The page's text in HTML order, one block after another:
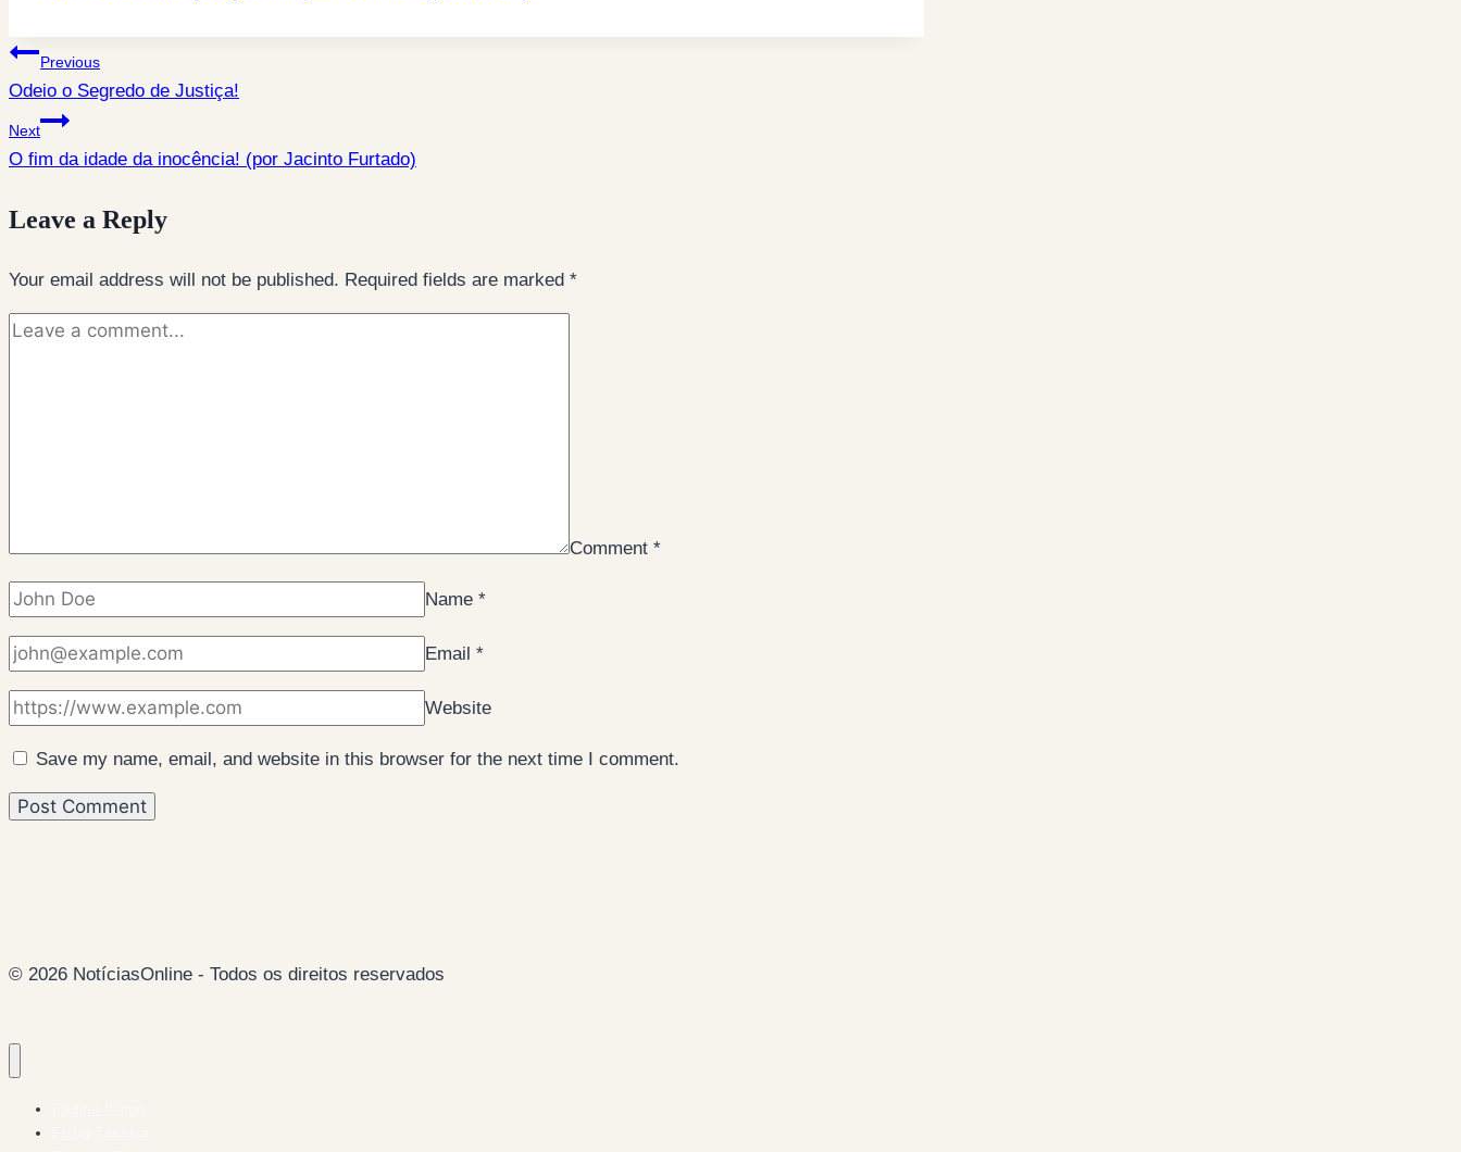
Post
navigation
Previous
Odeio o Segredo de Justiça!
Next
O fim da idade da inocência! (por Jacinto Furtado)
Leave a Reply
Your email address will not be published. Required fields are marked *
Comment *
Name *
Email *
Website
Save my name, email, and website in this browser for the next time I comment.
© 2026 NotíciasOnline - Todos os direitos reservados